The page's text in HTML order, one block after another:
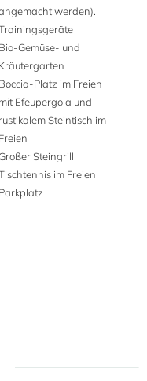
mit Olivenbäumen
abgeschiedenen,
friedlich und privat
zentral, nur 15
Stadt San
Restaurants
finden.
werden).
Bio-Gemüse- und
Kräutergarten
Boccia-Platz im Freien
mit Efeupergola und
rustikalem Steintisch im
Freien
Steingrill
im Freien
Parkplatz